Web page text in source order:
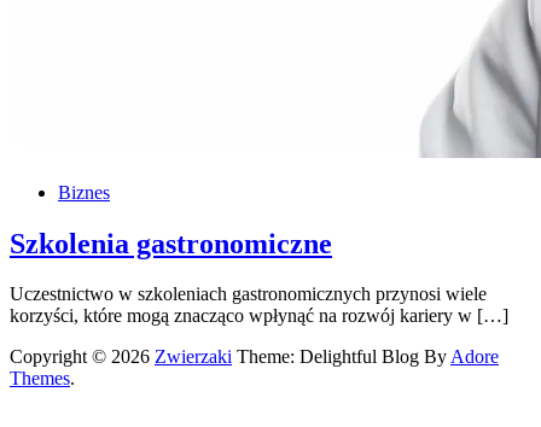
Biznes
Szkolenia gastronomiczne
Uczestnictwo w szkoleniach gastronomicznych przynosi wiele
korzyści, które mogą znacząco wpłynąć na rozwój kariery w […]
Copyright © 2026 Zwierzaki Theme: Delightful Blog ByAdore
Themes.